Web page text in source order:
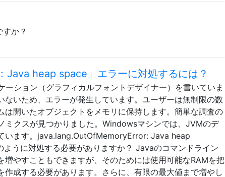
か？
Java heap space」エラーに対処するには？
ション（グラフィカルフォントデザイナー）を書いていま
いため、エラーが発生しています。ユーザーは無制限の数
開いたオブジェクトをメモリに保持します。簡単な調査の
ミクスが見つかりました。Windowsマシンでは、JVMのデ
います。java.lang.OutOfMemoryError: Java heap
うに対処する必要がありますか？ Javaのコマンドライン
やすこともできますが、そのためには使用可能なRAMを把
成する必要があります。さらに、有限の最大値まで増やし